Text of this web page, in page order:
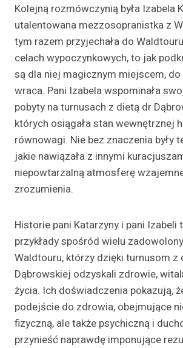
Kolejną rozmówczynią była Izabela
utalentowana mezzosopranistka z
tym razem przyjechała do
celach wypoczynkowych, to jak
są dla niej magicznym miejscem,
wraca. Pani Izabela wspominała
pobyty na turnusach z dietą dr
których osiągała stan wewnętrznej
równowagi. Nie bez znaczenia były
jakie nawiązała z innymi
niepowtarzalną atmosferę
zrozumienia.
Historie pani Katarzyny i pani Izabeli
przykłady spośród wielu
Waldtouru, którzy dzięki turnusom z
Dąbrowskiej odzyskali zdrowie,
życia. Ich doświadczenia pokazują,
podejście do zdrowia, obejmujące
fizyczną, ale także psychiczną i
przynieść naprawdę imponujące